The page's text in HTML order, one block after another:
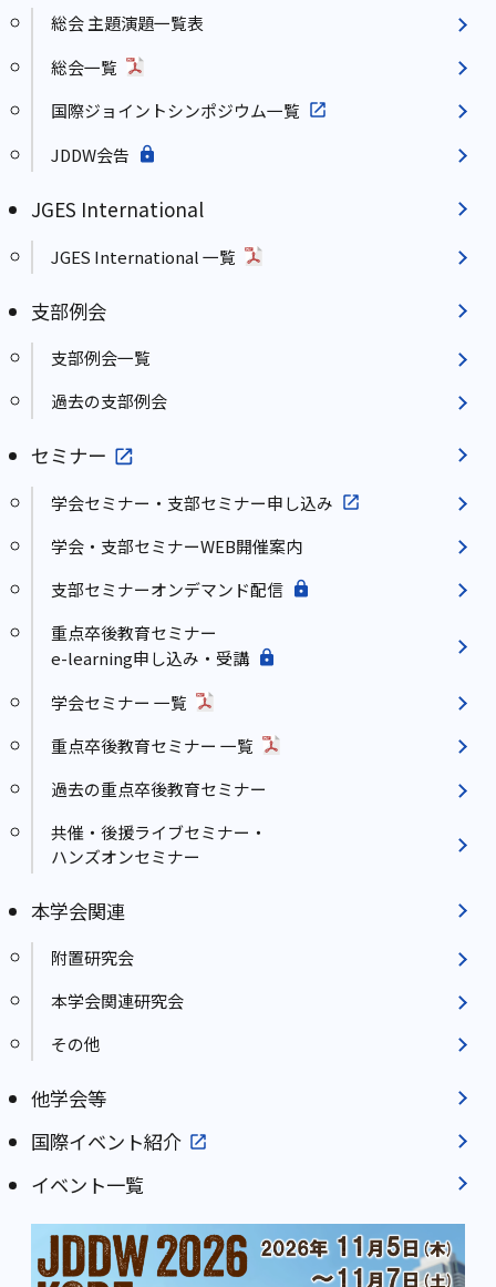
総会 主題演題一覧表
総会一覧
国際ジョイントシンポジウム一覧
JDDW会告
JGES International
JGES International 一覧
支部例会
支部例会一覧
過去の支部例会
セミナー
学会セミナー・支部セミナー申し込み
学会・支部セミナーWEB開催案内
支部セミナーオンデマンド配信
重点卒後教育セミナー
e-learning申し込み・受講
学会セミナー 一覧
重点卒後教育セミナー 一覧
過去の重点卒後教育セミナー
共催・後援ライブセミナー・
ハンズオンセミナー
本学会関連
附置研究会
本学会関連研究会
その他
他学会等
国際イベント紹介
イベント一覧